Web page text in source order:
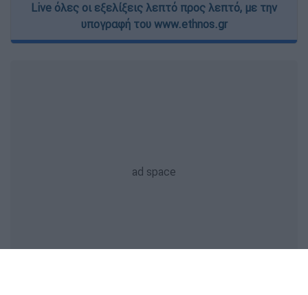
Live όλες οι εξελίξεις λεπτό προς λεπτό, με την
υπογραφή του www.ethnos.gr